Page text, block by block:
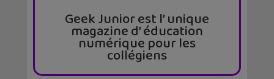
Geek Junior est l’ unique
magazine d’ éducation
numérique pour les
collégiens